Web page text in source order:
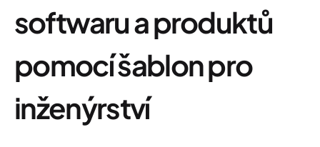
softwaru a produktů
pomocí šablon pro
inženýrství